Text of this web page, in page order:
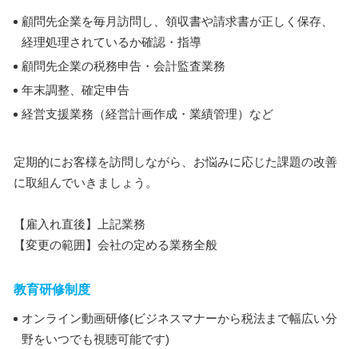
顧問先企業を毎月訪問し、領収書や請求書が正しく保存、
経理処理されているか確認・指導
顧問先企業の税務申告・会計監査業務
年末調整、確定申告
経営支援業務（経営計画作成・業績管理）など
定期的にお客様を訪問しながら、お悩みに応じた課題の改善
に取組んでいきましょう。
【雇入れ直後】上記業務
【変更の範囲】会社の定める業務全般
教育研修制度
オンライン動画研修(ビジネスマナーから税法まで幅広い分
野をいつでも視聴可能です)